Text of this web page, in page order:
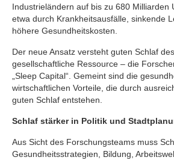
Industrieländern auf bis zu 680 Milliarden
etwa durch Krankheitsausfälle, sinkende
höhere Gesundheitskosten.
Der neue Ansatz versteht guten Schlaf
gesellschaftliche Ressource – die
„Sleep Capital“. Gemeint sind die
wirtschaftlichen Vorteile, die durch
guten Schlaf entstehen.
Schlaf stärker in Politik und
Aus Sicht des Forschungsteams muss
Gesundheitsstrategien, Bildung,